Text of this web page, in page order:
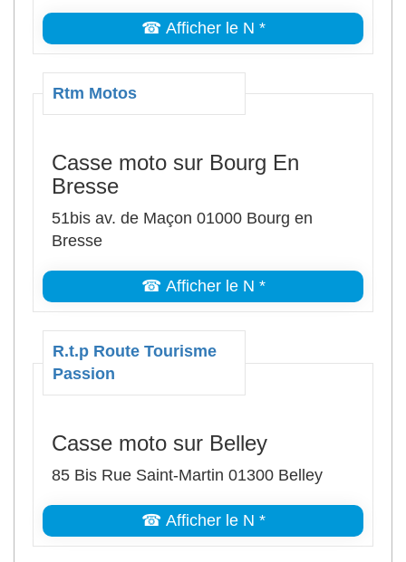
☎ Afficher le N *
Rtm Motos
Casse moto sur Bourg En
Bresse
51bis av. de Maçon 01000 Bourg en
Bresse
☎ Afficher le N *
R.t.p Route Tourisme
Passion
Casse moto sur Belley
85 Bis Rue Saint-Martin 01300 Belley
☎ Afficher le N *